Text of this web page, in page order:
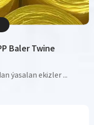
Baler Twine
ýasalan ekizler ...